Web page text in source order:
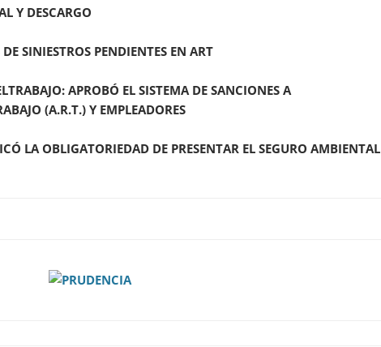
Y DESCARGO
DE SINIESTROS PENDIENTES EN ART
APROBÓ EL SISTEMA DE SANCIONES A
(A.R.T.) Y EMPLEADORES
LA OBLIGATORIEDAD DE PRESENTAR EL SEGURO AMBIENTAL